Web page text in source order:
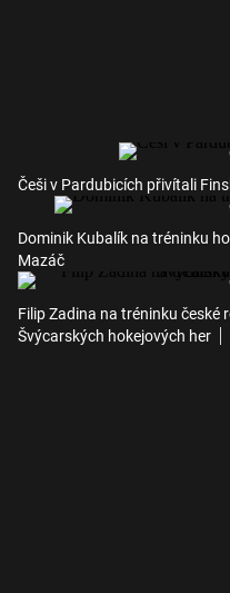
Češi v Pardubicích přivítali
Dominik Kubalík na tréninku
Mazáč
Filip Zadina na tréninku české
Švýcarských hokejových her